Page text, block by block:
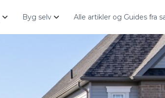
Byg selv Alle artikler og Guides fra